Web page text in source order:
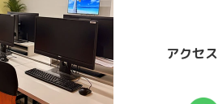
アクセス